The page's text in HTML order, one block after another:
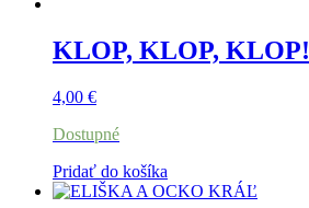
KLOP, KLOP, KLOP!
4,00 €
Dostupné
Pridať do košíka